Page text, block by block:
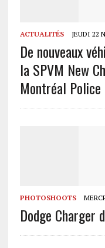
ACTUALITÉS JEUDI 22
De nouveaux
la SPVM New
Montréal Police
PHOTOSHOOTS
Dodge Charger